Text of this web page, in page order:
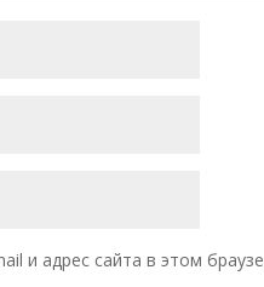
и адрес сайта в этом